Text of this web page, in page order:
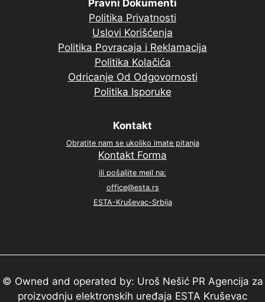
Pravni Dokumenti
Politika Privatnosti
Uslovi Korišćenja
Politika Povracaja i Reklamacija
Politika Kolačića
Odricanje Od Odgovornosti
Politika Isporuke
Kontakt
Obratite nam se ukoliko imate pitanja
Kontakt Forma
ili pošaljite meil na:
office@esta.rs
ESTA-Kruševac-Srbija
© Owned and operated by: Uroš Nešić PR Agencija za
proizvodnju elektronskih uređaja ESTA Kruševac